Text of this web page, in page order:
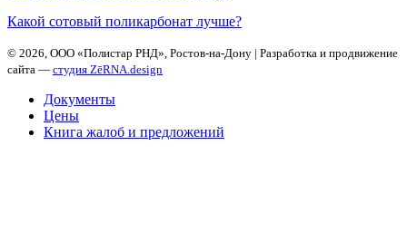
Какой сотовый поликарбонат лучше?
© 2026, ООО «Полистар РНД», Ростов-на-Дону | Разработка и продвижение
сайта — студия ZēRNA.design
Документы
Цены
Книга жалоб и предложений